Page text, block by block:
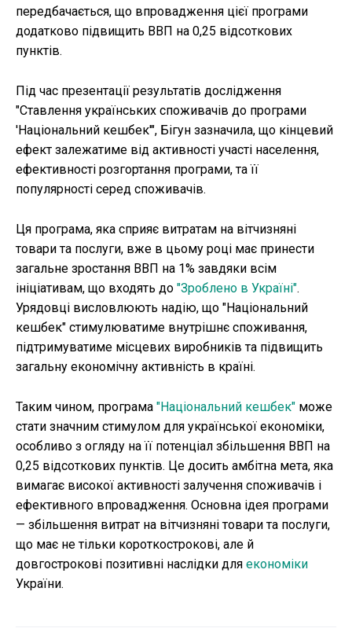
передбачається, що впровадження цієї програми
додатково підвищить ВВП на 0,25 відсоткових
пунктів.
Під час презентації результатів дослідження
"Ставлення українських споживачів до програми
'Національний кешбек'", Бігун зазначила, що кінцевий
ефект залежатиме від активності участі населення,
ефективності розгортання програми, та її
популярності серед споживачів.
Ця програма, яка сприяє витратам на вітчизняні
товари та послуги, вже в цьому році має принести
загальне зростання ВВП на 1% завдяки всім
ініціативам, що входять до "Зроблено в Україні".
Урядовці висловлюють надію, що "Національний
кешбек" стимулюватиме внутрішнє споживання,
підтримуватиме місцевих виробників та підвищить
загальну економічну активність в країні.
Таким чином, програма "Національний кешбек" може
стати значним стимулом для української економіки,
особливо з огляду на її потенціал збільшення ВВП на
0,25 відсоткових пунктів. Це досить амбітна мета, яка
вимагає високої активності залучення споживачів і
ефективного впровадження. Основна ідея програми
— збільшення витрат на вітчизняні товари та послуги,
що має не тільки короткострокові, але й
довгострокові позитивні наслідки для економіки
України.